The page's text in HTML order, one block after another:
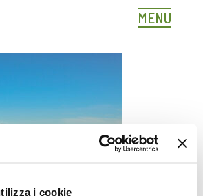
i cookie
MENU